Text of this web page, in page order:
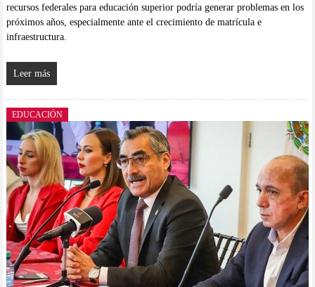
recursos federales para educación superior podría generar problemas en los
próximos años, especialmente ante el crecimiento de matrícula e
infraestructura.
Leer más
EDUCACIÓN